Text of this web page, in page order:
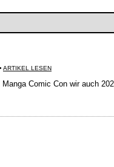
• ARTIKEL LESEN
Comic Con wir auch